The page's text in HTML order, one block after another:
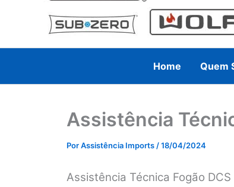
Home Quem
Assistência
PorAssistência Imports /18/04/2024
Assistência Técnica Fogão DCS